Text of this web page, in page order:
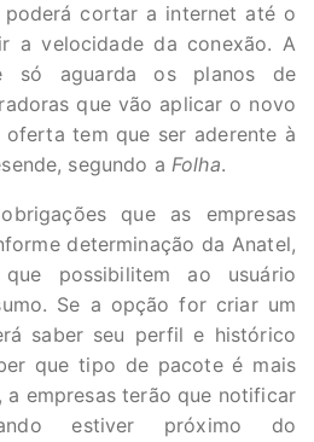
poderá cortar a internet até o
a velocidade da conexão. A
só aguarda os planos de
que vão aplicar o novo
oferta tem que ser aderente à
segundo a Folha.
que as empresas
determinação da Anatel,
possibilitem ao usuário
Se a opção for criar um
saber seu perfil e histórico
que tipo de pacote é mais
a empresas terão que notificar
estiver próximo do